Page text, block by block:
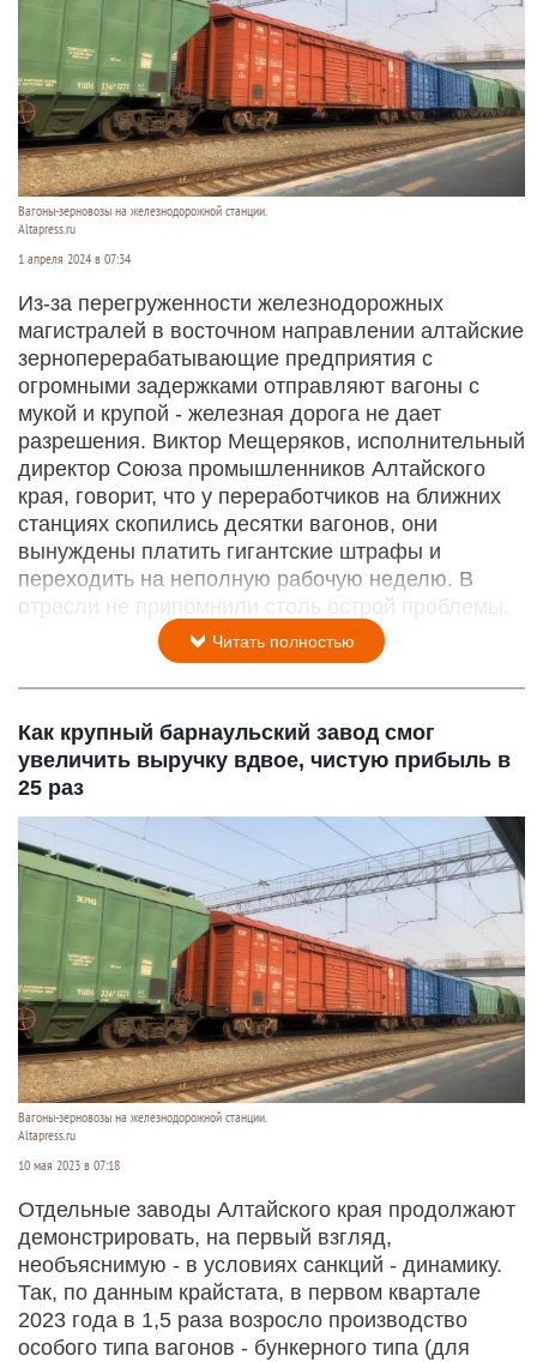
Вагоны-зерновозы на железнодорожной станции.
Altapress.ru
1 апреля 2024 в 07:34
Из-за перегруженности железнодорожных
магистралей в восточном направлении алтайские
зерноперерабатывающие предприятия с
огромными задержками отправляют вагоны с
мукой и крупой - железная дорога не дает
разрешения. Виктор Мещеряков, исполнительный
директор Союза промышленников Алтайского
края, говорит, что у переработчиков на ближних
станциях скопились десятки вагонов, они
вынуждены платить гигантские штрафы и
переходить на неполную рабочую неделю. В
отрасли не припомнили столь острой проблемы.
Читать полностью
Как крупный барнаульский завод смог
увеличить выручку вдвое, чистую прибыль в
25 раз
Вагоны-зерновозы на железнодорожной станции.
Altapress.ru
10 мая 2023 в 07:18
Отдельные заводы Алтайского края продолжают
демонстрировать, на первый взгляд,
необъяснимую - в условиях санкций - динамику.
Так, по данным крайстата, в первом квартале
2023 года в 1,5 раза возросло производство
особого типа вагонов - бункерного типа (для